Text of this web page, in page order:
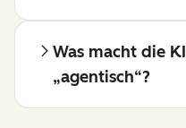
Was macht die
„agentisch“?